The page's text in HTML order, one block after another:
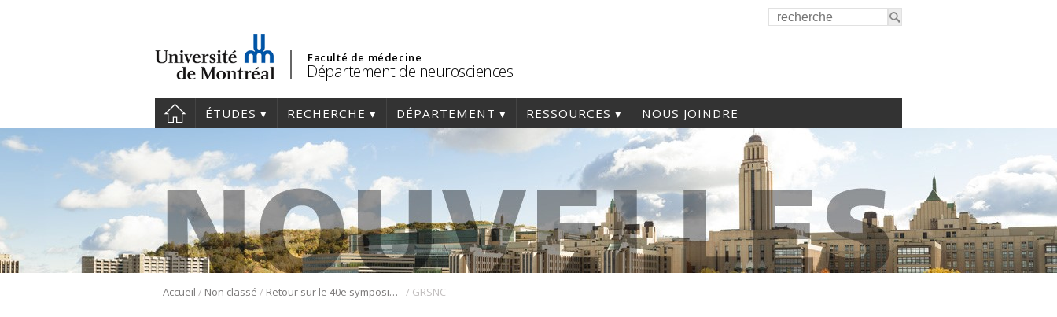
Faculté de médecine
Département de neurosciences
ÉTUDES RECHERCHE DÉPARTEMENT RESSOURCES NOUS JOINDRE
Accueil / Non classé / Retour sur le 40e symposium international du GRSNC du 7 mai 2018 / GRSNC